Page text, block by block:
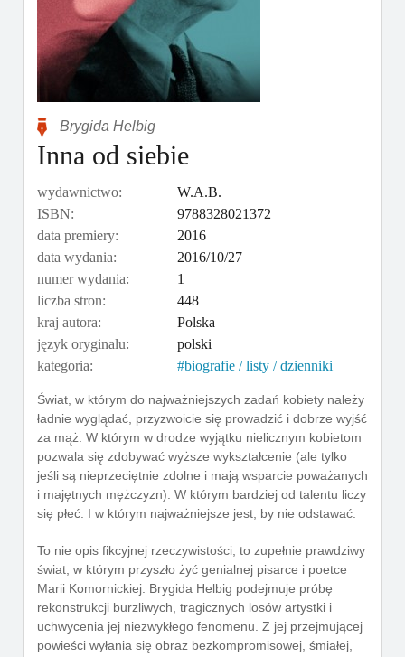
Brygida Helbig
Inna od siebie
wydawnictwo:
W.A.B.
ISBN:
9788328021372
data premiery:
2016
data wydania:
2016/10/27
numer wydania:
1
liczba stron:
448
kraj autora:
Polska
język oryginalu:
polski
kategoria:
biografie / listy / dzienniki
Świat, w którym do najważniejszych zadań kobiety należy
ładnie wyglądać, przyzwoicie się prowadzić i dobrze wyjść
za mąż. W którym w drodze wyjątku nielicznym kobietom
pozwala się zdobywać wyższe wykształcenie (ale tylko
jeśli są nieprzeciętnie zdolne i mają wsparcie poważanych
i majętnych mężczyzn). W którym bardziej od talentu liczy
się płeć. I w którym najważniejsze jest, by nie odstawać.
To nie opis fikcyjnej rzeczywistości, to zupełnie prawdziwy
świat, w którym przyszło żyć genialnej pisarce i poetce
Marii Komornickiej. Brygida Helbig podejmuje próbę
rekonstrukcji burzliwych, tragicznych losów artystki i
uchwycenia jej niezwykłego fenomenu. Z jej przejmującej
powieści wyłania się obraz bezkompromisowej, śmiałej,